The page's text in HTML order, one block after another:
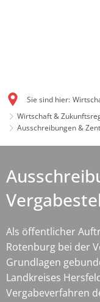
Sie sind hier:
Wirtschaft &
Ausschreibungen &
Als öffentlicher
Rotenburg bei der
Grundlagen
Landkreises
Vergabeverfahren